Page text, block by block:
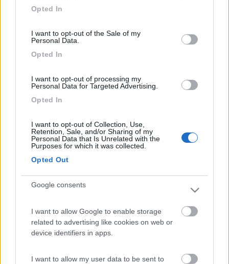
use your data for below specified purposes in below Google
Opted In
I want to opt-out of the Sale of my
Personal Data.
Opted In
I want to opt-out of processing my
Personal Data for Targeted Advertising.
Opted In
I want to opt-out of Collection, Use,
Retention, Sale, and/or Sharing of my
Personal Data that Is Unrelated with the
Purposes for which it was collected.
Opted Out
Google consents
I want to allow Google to enable storage
related to advertising like cookies on web or
device identifiers in apps.
I want to allow my user data to be sent to
L'ho acquistato usato a marzo 2018, dopo alcuni Km circa 3000 mi sono
un consumo eccessivo di carburante 5/6 Km al litro con una velocità che
non supera
A me ha fatto un problema simile al tuo, rumore e calo di
In precedenza avevo sostituito anche l'EGR.
esperienza.
Un caro saluto.
Andrea.
ciupi
4
19/12/2018